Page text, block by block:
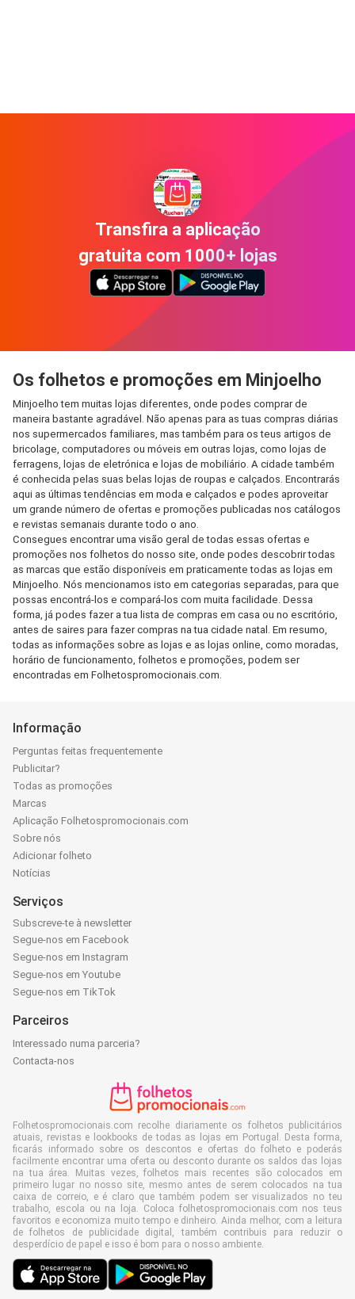
Transfira a aplicação
gratuita com 1000+ lojas
Os folhetos e promoções em Minjoelho
Minjoelho tem muitas lojas diferentes, onde podes comprar de
maneira bastante agradável. Não apenas para as tuas compras diárias
nos supermercados familiares, mas também para os teus artigos de
bricolage, computadores ou móveis em outras lojas, como lojas de
ferragens, lojas de eletrónica e lojas de mobiliário. A cidade também
é conhecida pelas suas belas lojas de roupas e calçados. Encontrarás
aqui as últimas tendências em moda e calçados e podes aproveitar
um grande número de ofertas e promoções publicadas nos catálogos
e revistas semanais durante todo o ano.
Consegues encontrar uma visão geral de todas essas ofertas e
promoções nos folhetos do nosso site, onde podes descobrir todas
as marcas que estão disponíveis em praticamente todas as lojas em
Minjoelho. Nós mencionamos isto em categorias separadas, para que
possas encontrá-los e compará-los com muita facilidade. Dessa
forma, já podes fazer a tua lista de compras em casa ou no escritório,
antes de saires para fazer compras na tua cidade natal. Em resumo,
todas as informações sobre as lojas e as lojas online, como moradas,
horário de funcionamento, folhetos e promoções, podem ser
encontradas em Folhetospromocionais.com.
Informação
Perguntas feitas frequentemente
Publicitar?
Todas as promoções
Marcas
Aplicação Folhetospromocionais.com
Sobre nós
Adicionar folheto
Notícias
Serviços
Subscreve-te à newsletter
Segue-nos em Facebook
Segue-nos em Instagram
Segue-nos em Youtube
Segue-nos em TikTok
Parceiros
Interessado numa parceria?
Contacta-nos
Folhetospromocionais.com recolhe diariamente os folhetos publicitários
atuais, revistas e lookbooks de todas as lojas em Portugal. Desta forma,
ficarás informado sobre os descontos e ofertas do folheto e poderás
facilmente encontrar uma oferta ou desconto durante os saldos das lojas
na tua área. Muitas vezes, folhetos mais recentes são colocados em
primeiro lugar no nosso site, mesmo antes de serem colocados na tua
caixa de correio, e é claro que também podem ser visualizados no teu
trabalho, escola ou na loja. Coloca folhetospromocionais.com nos teus
favoritos e economiza muito tempo e dinheiro. Ainda melhor, com a leitura
de folhetos de publicidade digital, também contribuis para reduzir o
desperdício de papel e isso é bom para o nosso ambiente.